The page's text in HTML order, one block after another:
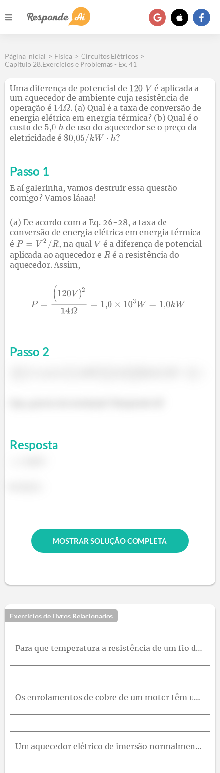
Página Inicial > Física > Circuitos Elétricos >
Capítulo 28.Exercícios e Problemas - Ex. 41
Uma diferença de potencial de
é aplicada a
um aquecedor de ambiente cuja resistência de
operação é
. (a) Qual é a taxa de conversão de
energia elétrica em energia térmica? (b) Qual é o
custo de
de uso do aquecedor se o preço da
eletricidade é
Passo 1
E aí galerinha, vamos destruir essa questão
comigo? Vamos láaaa!
(a) De acordo com a Eq. 26-28, a taxa de
conversão de energia elétrica em energia térmica
é
, na qual
é a diferença de potencial
aplicada ao aquecedor e
é a resistência do
aquecedor. Assim,
Passo 2
Resposta
MOSTRAR SOLUÇÃO COMPLETA
Exercícios de Livros Relacionados
Para que temperatura a resistência de um fio de cobre é o dobro da resistência a 20,0ºC? (Use 20,0ºC como ponto de referência na Eq. 26-17; compare a resposta com a Fig. 26-10.) (b) A "temperatura par
Os enrolamentos de cobre de um motor têm uma resistência de 50 Ω a 20 º C º quando o motor está frio . Depois de o motor trabalhar durante várias horas, a resistência aumenta para 58 Ω . Qual é a nova
Um aquecedor elétrico de imersão normalmente leva 100m i n u t o s para fazer com que água fria em um recipiente com um bom isolamento térmico chegue a uma determinada temperatura, na qual um termosta